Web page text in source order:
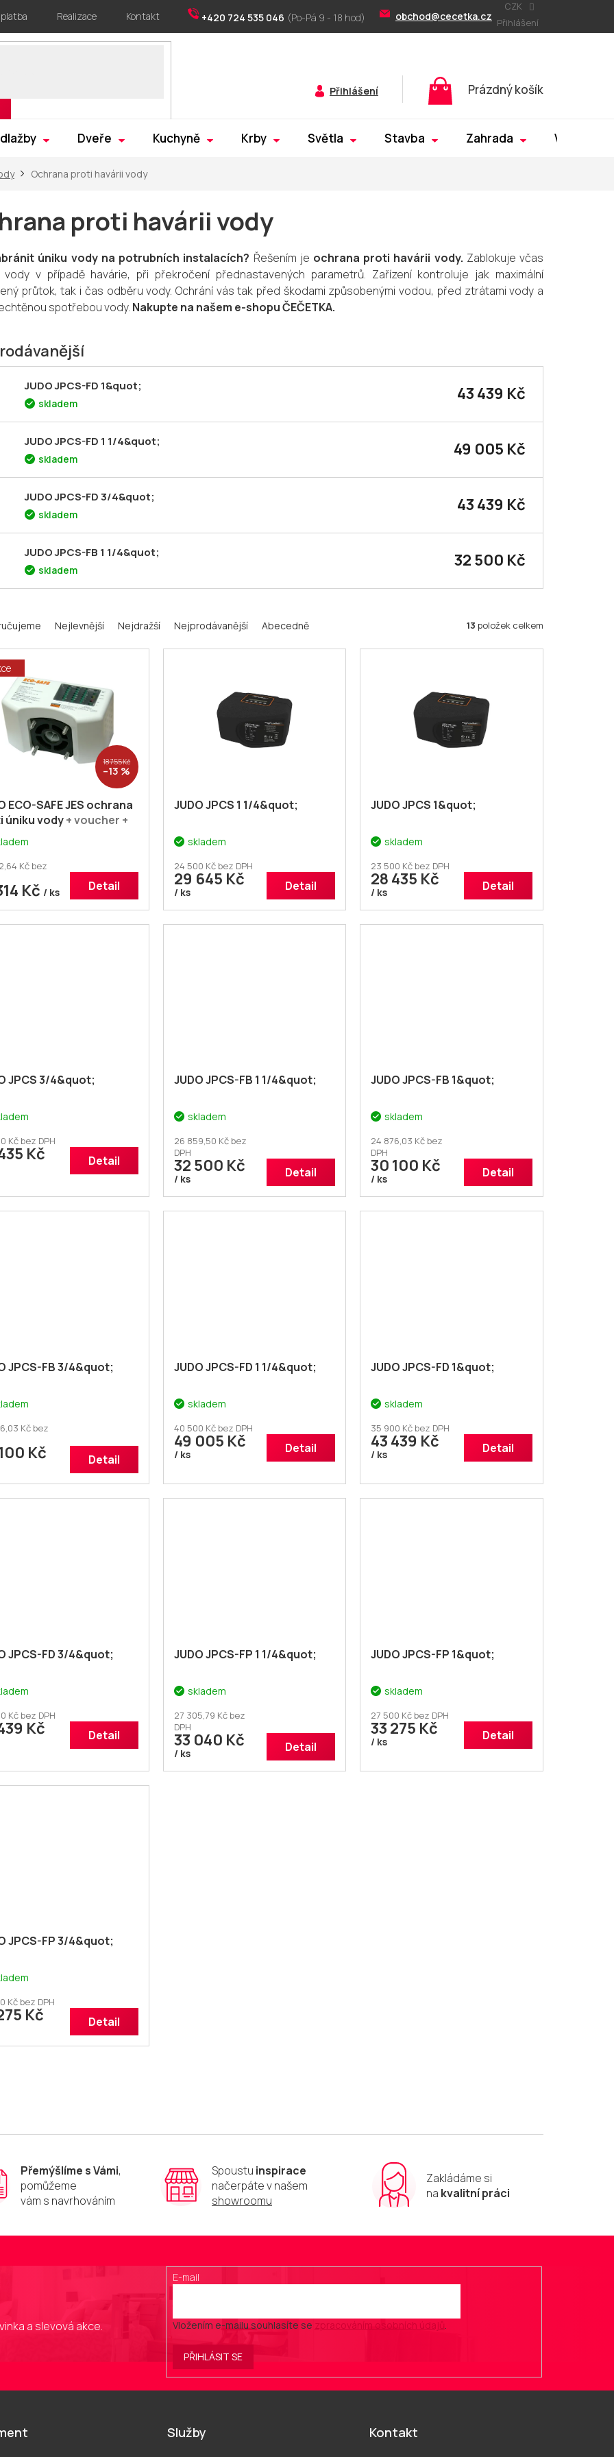
+420 724 535 046 obchod@cecetka.cz
Realizace Kontakt
CZK
Přihlášení
Přihlášení
Nákupní
košík
Prázdný košík
Dveře Kuchyně Krby Světla Stavba Zahrada Výprodej
Ochrana proti havárii vody
proti havárii vody
úniku vody na potrubních instalacích? Řešením je ochrana proti havárii vody. Zablokuje včas
vody v případě havárie, při překročení přednastavených parametrů. Zařízení kontroluje jak maximální
průtok, tak i čas odběru vody. Ochrání vás tak před škodami způsobenými vodou, před ztrátami vody a
spotřebou vody. Nakupte na našem e-shopu ČEČETKA.
JUDO JPCS-FD 1&quot;
skladem 43 439 Kč
JUDO JPCS-FD 1 1/4&quot;
skladem 49 005 Kč
JUDO JPCS-FD 3/4&quot;
skladem 43 439 Kč
JUDO JPCS-FB 1 1/4&quot;
skladem 32 500 Kč
Nejlevnější Nejdražší Nejprodávanější Abecedně 13 položek celkem
18 755 Kč
–13 %
ECO-SAFE JES ochrana
úniku vody+ voucher +
sleva 3% kód:
Kč bez
Kč / ks Detail
JUDO JPCS 1 1/4&quot;
skladem
24 500 Kč bez DPH
29 645 Kč
/ ks Detail
JUDO JPCS 1&quot;
skladem
23 500 Kč bez DPH
28 435 Kč
/ ks Detail
JPCS 3/4&quot;
Kč bez DPH
Kč Detail
JUDO JPCS-FB 1 1/4&quot;
skladem
26 859,50 Kč bez
DPH
32 500 Kč
/ ks Detail
JUDO JPCS-FB 1&quot;
skladem
24 876,03 Kč bez
DPH
30 100 Kč
/ ks Detail
JPCS-FB 3/4&quot;
Kč bez
Kč Detail
JUDO JPCS-FD 1 1/4&quot;
skladem
40 500 Kč bez DPH
49 005 Kč
/ ks Detail
JUDO JPCS-FD 1&quot;
skladem
35 900 Kč bez DPH
43 439 Kč
/ ks Detail
JPCS-FD 3/4&quot;
Kč bez DPH
Kč Detail
JUDO JPCS-FP 1 1/4&quot;
skladem
27 305,79 Kč bez
DPH
33 040 Kč
/ ks Detail
JUDO JPCS-FP 1&quot;
skladem
27 500 Kč bez DPH
33 275 Kč
/ ks Detail
JPCS-FP 3/4&quot;
Kč bez DPH
Kč Detail
a
p
r
v
k
v
s
Přemýšlíme s Vámi,
pomůžeme
vám s navrhováním
Spoustu inspirace
načerpáte v našem
showroomu
Zakládáme si
na kvalitní práci
a slevová akce.
E-mail
Vložením e-mailu souhlasíte se zpracováním osobních údajů.
PŘIHLÁSIT SE
Služby
Kontakt